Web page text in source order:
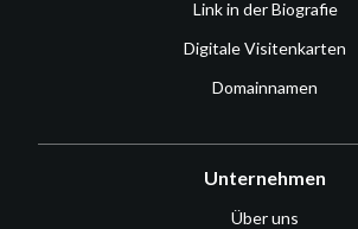
Link in der Biografie
Digitale Visitenkarten
Domainnamen
Unternehmen
Über uns